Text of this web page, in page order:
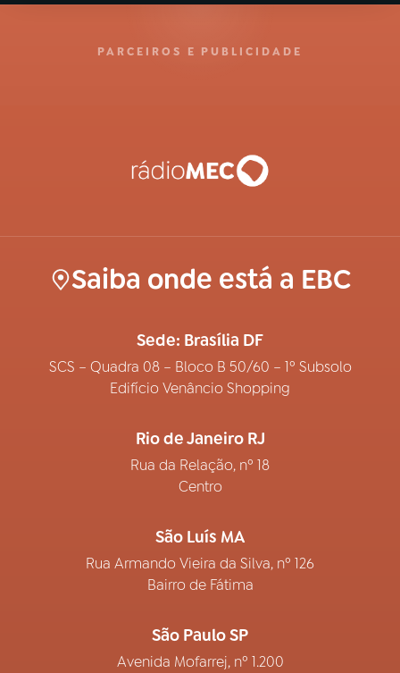
PARCEIROS E PUBLICIDADE
Saiba onde está a EBC
Sede: Brasília DF
SCS – Quadra 08 – Bloco B 50/60 – 1º Subsolo
Edifício Venâncio Shopping
Rio de Janeiro RJ
Rua da Relação, nº 18
Centro
São Luís MA
Rua Armando Vieira da Silva, nº 126
Bairro de Fátima
São Paulo SP
Avenida Mofarrej, nº 1.200